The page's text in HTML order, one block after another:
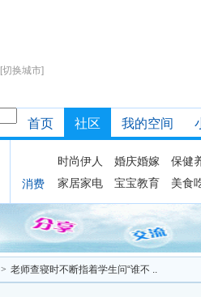
[切换城市]
首页 社区 我的空间
消费
时尚伊人 婚庆婚嫁
保健
家居家电
宝宝教育 美食
> 老师查寝时不断指着学生问“谁不 ..